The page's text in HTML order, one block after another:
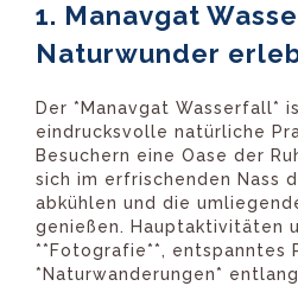
1. Manavgat
Naturwunder
Der *Manavgat Wasserfall*
eindrucksvolle natürliche
Besuchern eine Oase der
sich im erfrischenden Nass
abkühlen und die
genießen. Hauptaktivitäten
**Fotografie**, entspanntes
*Naturwanderungen*